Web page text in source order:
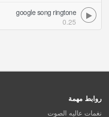
google song ringtone
0.25
روابط مهمة
نغمات عاليه الصوت